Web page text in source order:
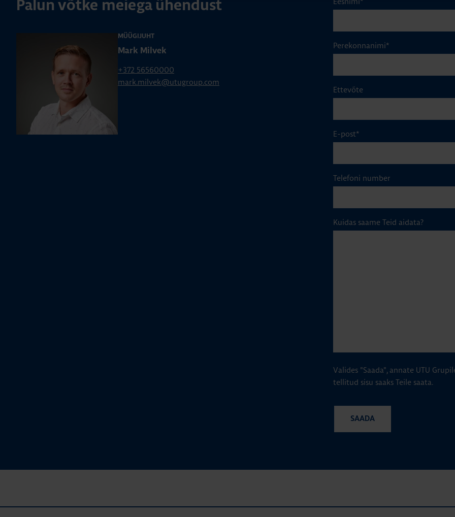
Palun võtke meiega ühendust
MÜÜGIJUHT
Mark Milvek
+372 56560000
mark.milvek@utugroup.com
Perekonnanimi*
Ettevõte
E-post*
Telefoni number
Kuidas saame Teid aidata?
Valides "Saada", annate UTU
tellitud sisu saaks Teile saata.